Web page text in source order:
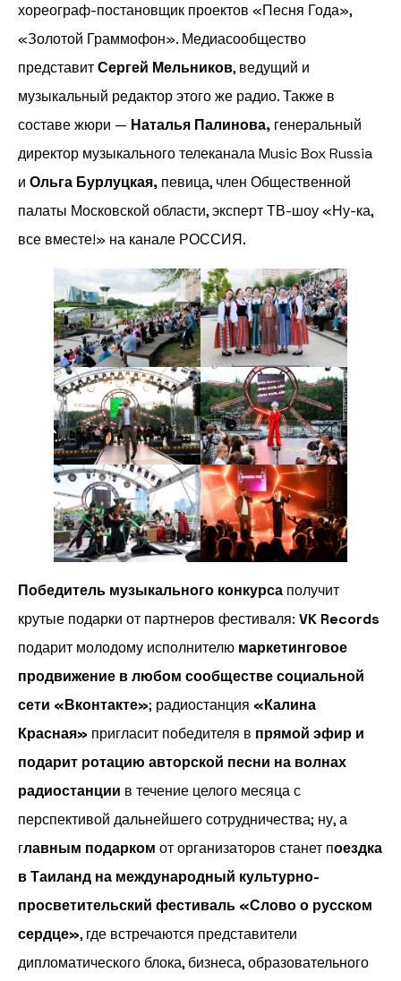
хореограф-постановщик проектов «Песня Года»,
«Золотой Граммофон». Медиасообщество
представитСергей Мельников, ведущий и
музыкальный редактор этого же радио. Также в
составе жюри — Наталья Палинова, генеральный
директор музыкального телеканала Music Box Russia
и Ольга Бурлуцкая, певица, член Общественной
палаты Московской области, эксперт ТВ-шоу «Ну-ка,
все вместе!» на канале РОССИЯ.
Победитель музыкального конкурса получит
крутые подарки от партнеров фестиваля: VK Records
подарит молодому исполнителю маркетинговое
продвижение в любом сообществе социальной
сети «Вконтакте»; радиостанция «Калина
Красная» пригласит победителя в прямой эфир и
подарит ротацию авторской песни на волнах
радиостанции в течение целого месяца с
перспективой дальнейшего сотрудничества; ну, а
главным подарком от организаторов станет поездка
в Таиланд на международный культурно-
просветительский фестиваль «Слово о русском
сердце», где встречаются представители
дипломатического блока, бизнеса, образовательного